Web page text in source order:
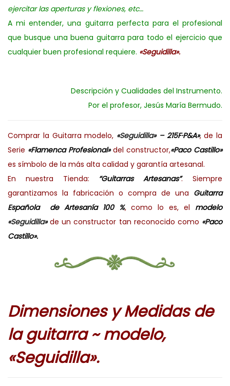
ejercitar las aperturas y flexiones, etc…
A mi entender, una guitarra perfecta para el profesional
que busque una buena guitarra para todo el ejercicio que
cualquier buen profesional requiere. «Seguidilla».
Descripción y Cualidades del Instrumento.
Por el profesor, Jesús María Bermudo.
Comprar la Guitarra modelo, «Seguidilla» – 215F·P&A», de la
Serie «Flamenca Profesional»del constructor,«Paco Castillo»
es símbolo de la más alta calidad y garantía artesanal.
En nuestra Tienda: “Guitarras Artesanas”. Siempre
garantizamos la fabricación o compra de una Guitarra
Española de Artesanía 100 %, como lo es, el modelo
«Seguidilla»de un constructor tan reconocido como «Paco
Castillo».
Dimensiones y Medidas de
la guitarra ~ modelo,
«Seguidilla».